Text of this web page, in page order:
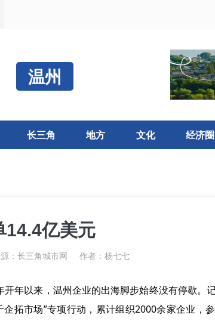
温州
长三角 地方 文化 经济圈
14.4亿美元
： 长三角城市网 作者：杨七七
以来，温州企业的出海脚步始终没有停歇。记
拓市场”专项行动，累计组织2000余家企业，